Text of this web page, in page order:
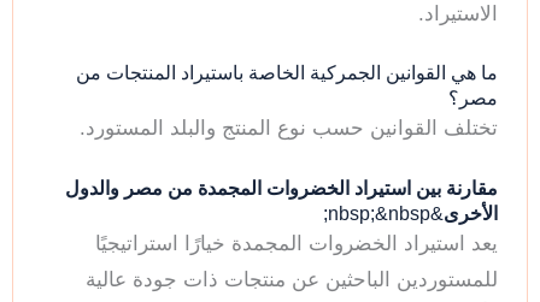
الاستيراد.
ما هي القوانين الجمركية الخاصة باستيراد المنتجات من
مصر؟
تختلف القوانين حسب نوع المنتج والبلد المستورد.
مقارنة بين استيراد الخضروات المجمدة من مصر والدول
الأخرى&nbsp;&nbsp;
يعد استيراد الخضروات المجمدة خيارًا استراتيجيًا
للمستوردين الباحثين عن منتجات ذات جودة عالية